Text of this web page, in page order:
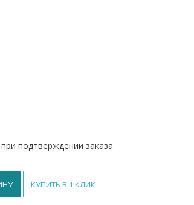
подтверждении заказа.
КУПИТЬ В 1 КЛИК